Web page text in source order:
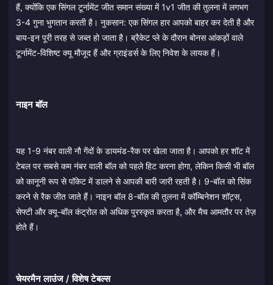
हैं, क्योंकि एक सिंगल टूर्नामेंट जीत समान संख्या में 1v1 जीत की तुलना में लगभग
3-4 गुना भुगतान करती है। नुकसान: एक सिंगल हार आपको बाहर कर देती है और
बाय-इन पूरी तरह से जब्त हो जाता है। ब्रैकेट प्ले के दौरान बोनस आंकड़ों वाले
टूर्नामेंट-विशिष्ट क्यू मौजूद हैं और ग्राइंडर्स के लिए निवेश के लायक हैं।
नाइन बॉल
यह 1-9 नंबर वाली नौ गेंदों के डायमंड-रैक पर खेला जाता है। आपको हर शॉट में
टेबल पर सबसे कम नंबर वाली बॉल को पहले हिट करना होगा, लेकिन किसी भी बॉल
को कानूनी रूप से पॉकेट में डालने से आपकी बारी जारी रहती है। 9-बॉल को सिंक
करने से रैक जीत जाते हैं। नाइन बॉल 8-बॉल की तुलना में कॉम्बिनेशन शॉट्स,
सेफ्टी और क्यू-बॉल कंट्रोल को अधिक पुरस्कृत करता है, और मैच आमतौर पर तेज़
होते हैं।
चेयरमैन लाउंज / विशेष टेबल्स